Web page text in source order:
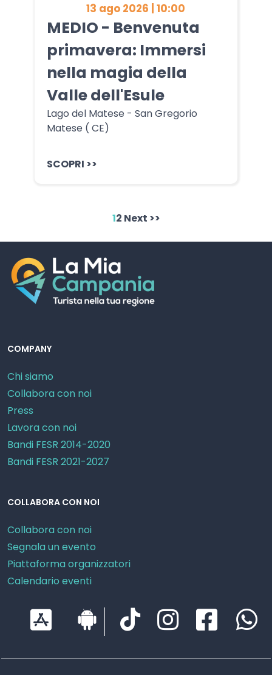
13 ago 2026 | 10:00
MEDIO - Benvenuta
primavera: Immersi
nella magia della
Valle dell'Esule
Lago del Matese - San Gregorio
Matese ( CE)
SCOPRI >>
12 Next >>
COMPANY
Chi siamo
Collabora con noi
Press
Lavora con noi
Bandi FESR 2014-2020
Bandi FESR 2021-2027
COLLABORA CON NOI
Collabora con noi
Segnala un evento
Piattaforma organizzatori
Calendario eventi